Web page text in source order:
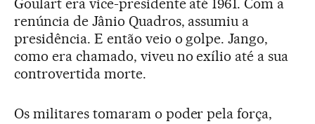
Goulart era vice-presidente até 1961. Com a
renúncia de Jânio Quadros, assumiu a
presidência. E então veio o golpe. Jango,
como era chamado, viveu no exílio até a sua
controvertida morte.
Os militares tomaram o poder pela força,